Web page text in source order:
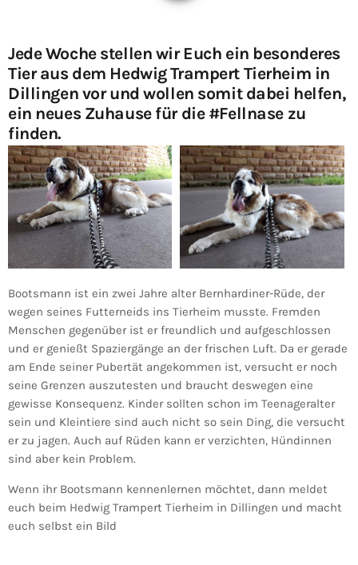
Jede Woche stellen wir Euch ein besonderes
Tier aus dem Hedwig Trampert Tierheim in
Dillingen vor und wollen somit dabei helfen,
ein neues Zuhause für die #Fellnase zu
finden.
Bootsmann ist ein zwei Jahre alter Bernhardiner-Rüde, der
wegen seines Futterneids ins Tierheim musste. Fremden
Menschen gegenüber ist er freundlich und aufgeschlossen
und er genießt Spaziergänge an der frischen Luft. Da er gerade
am Ende seiner Pubertät angekommen ist, versucht er noch
seine Grenzen auszutesten und braucht deswegen eine
gewisse Konsequenz. Kinder sollten schon im Teenageralter
sein und Kleintiere sind auch nicht so sein Ding, die versucht
er zu jagen. Auch auf Rüden kann er verzichten, Hündinnen
sind aber kein Problem.
Wenn ihr Bootsmann kennenlernen möchtet, dann meldet
euch beim Hedwig Trampert Tierheim in Dillingen und macht
euch selbst ein Bild